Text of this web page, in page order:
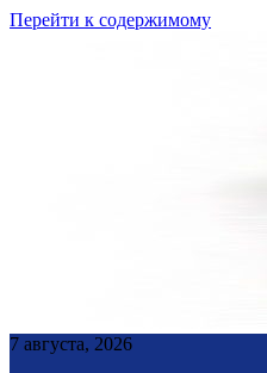
Перейти к содержимому
7 августа, 2026